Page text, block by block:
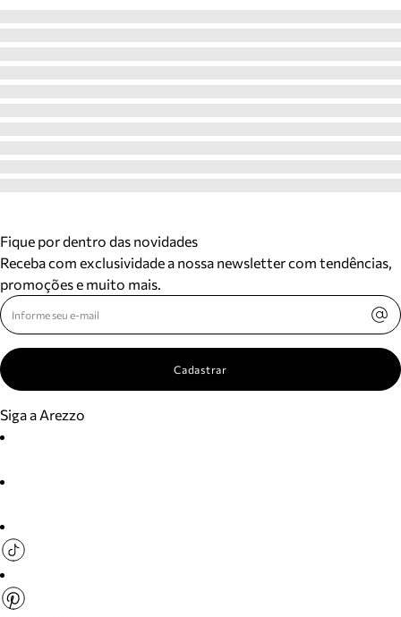
Fique por dentro das novidades
Receba com exclusividade a nossa newsletter com tendências,
promoções e muito mais.
Cadastrar
Siga a Arezzo